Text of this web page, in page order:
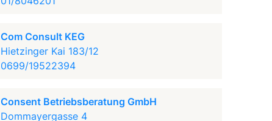
Com Consult KEG
Hietzinger Kai 183/12
0699/19522394
Consent Betriebsberatung GmbH
Dommayergasse 4